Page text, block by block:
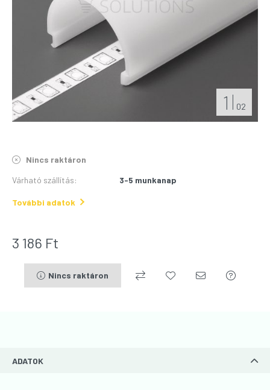
1 02
Nincs raktáron
Várható szállítás: 3-5 munkanap
További adatok
3 186 Ft
Nincs raktáron
ADATOK